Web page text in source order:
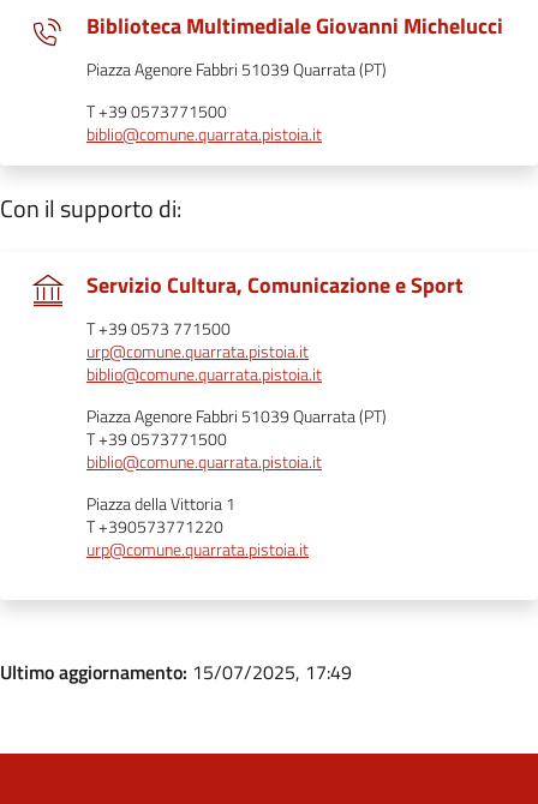
Biblioteca Multimediale Giovanni Michelucci
Piazza Agenore Fabbri 51039 Quarrata (PT)
T +39 0573771500
biblio@comune.quarrata.pistoia.it
Con il supporto di:
Servizio Cultura, Comunicazione e Sport.
T +39 0573 771500
urp@comune.quarrata.pistoia.it
biblio@comune.quarrata.pistoia.it
Piazza Agenore Fabbri 51039 Quarrata (PT)
T +39 0573771500
biblio@comune.quarrata.pistoia.it
Piazza della Vittoria 1
T +390573771220
urp@comune.quarrata.pistoia.it
Ultimo aggiornamento: 15/07/2025, 17:49